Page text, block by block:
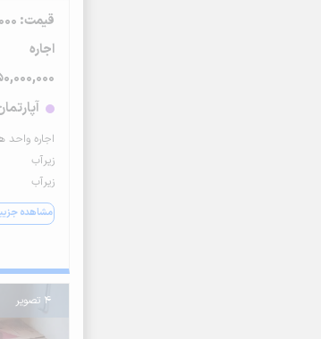
اجاره
150,000,000 تومان
اجاره واحد
زیرآب
زیرآب
مشاهده
4 تصویر